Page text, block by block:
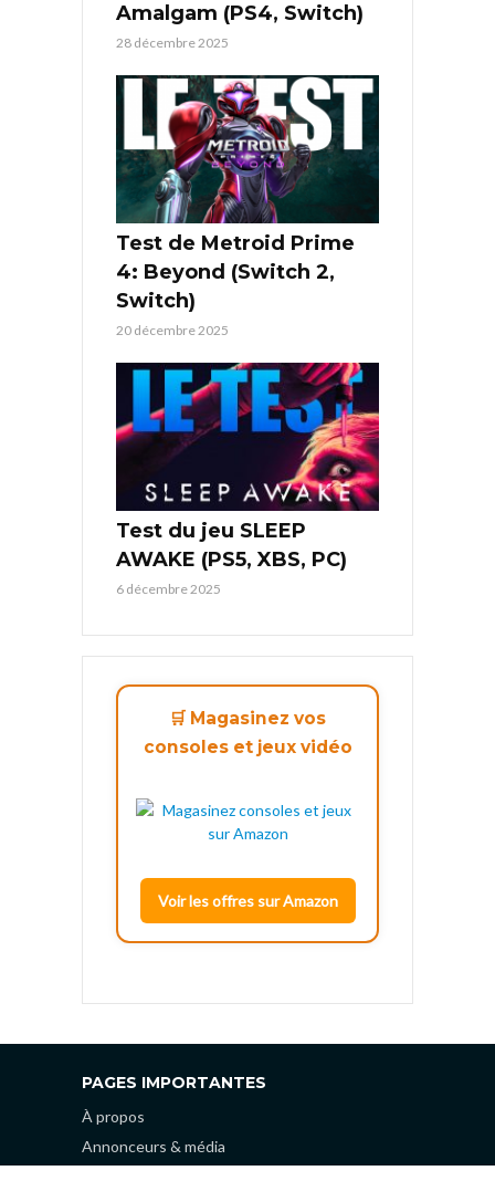
Amalgam (PS4, Switch)
28 décembre 2025
Test de Metroid Prime
4: Beyond (Switch 2,
Switch)
20 décembre 2025
Test du jeu SLEEP
AWAKE (PS5, XBS, PC)
6 décembre 2025
🛒 Magasinez vos
consoles et jeux vidéo
Voir les offres sur Amazon
PAGES IMPORTANTES
À propos
Annonceurs & média